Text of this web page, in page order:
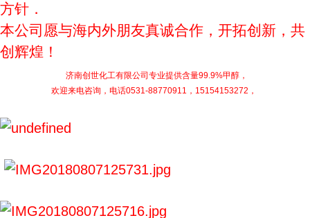
方针．
本公司愿与海内外朋友真诚合作，开拓创新，共
创辉煌！
济南创世化工有限公司专业提供含量99.9%甲醇，
欢迎来电咨询，电话0531-88770911，15154153272，